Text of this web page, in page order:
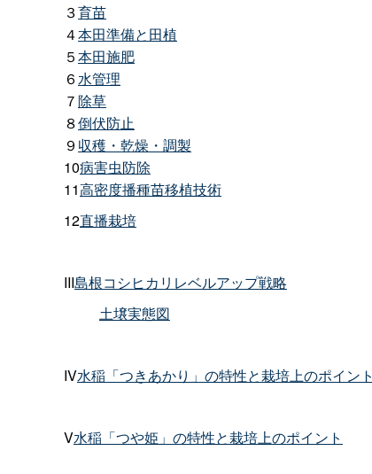
３育苗
４本田準備と田植
５本田施肥
６水管理
７除草
８倒伏防止
９ 収穫・乾燥・調製
10病害虫防除
11高密度播種苗移植技術
12直播栽培
III島根コシヒカリレベルアップ戦略
土壌実態図
IV水稲「つきあかり」の特性と栽培上のポイント
V水稲「つや姫」の特性と栽培上のポイント